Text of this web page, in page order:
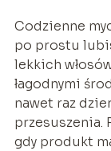
Codzienne
po prostu
lekkich
łagodnymi
nawet raz
przesuszenia.
gdy produkt